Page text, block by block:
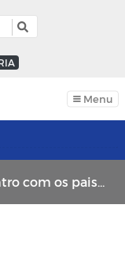
Menu
e gestantes do Programa Criança Feliz